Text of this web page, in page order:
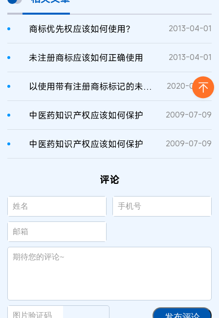
商标优先权应该如何使用？ 2013-04-01
未注册商标应该如何正确使用 2013-04-01
以使用带有注册商标标记的未注册商标“MEHECO”经营燕窝商品案为例 2020-07-02
中医药知识产权应该如何保护 2009-07-09
中医药知识产权应该如何保护 2009-07-09
评论